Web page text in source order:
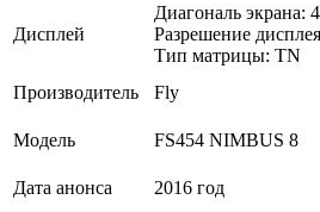
Дисплей
Диагональ экрана:
Разрешение
Тип матрицы: TN
Производитель
Fly
Модель FS454 NIMBUS 8
Дата анонса 2016 год